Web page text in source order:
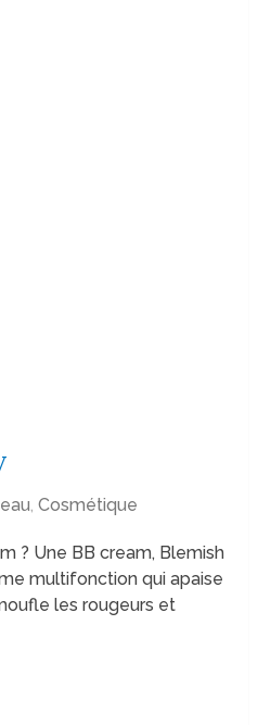
,Cosmétique
? Une BB cream, Blemish
multifonction qui apaise
les rougeurs et